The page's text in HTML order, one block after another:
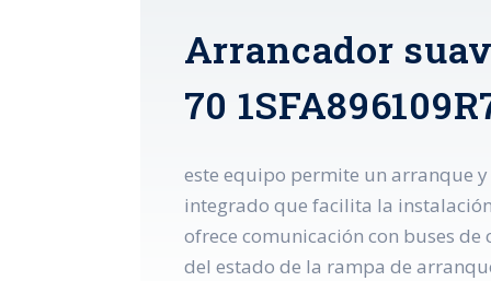
Arrancador
70
este equipo permite un arranque
integrado que facilita la
ofrece comunicación con buses
del estado de la rampa de